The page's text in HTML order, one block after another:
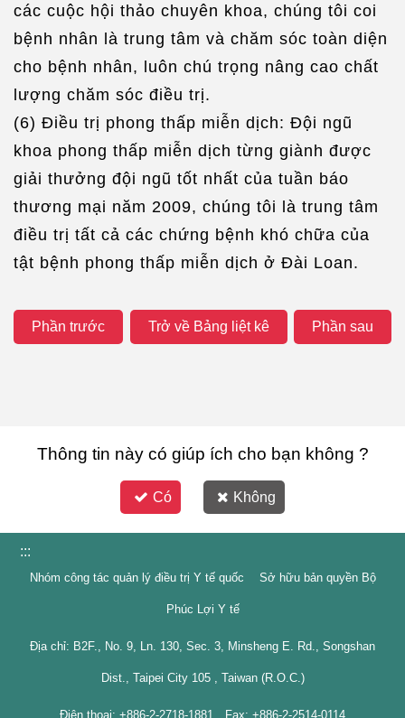
các cuộc hội thảo chuyên khoa, chúng tôi coi
bệnh nhân là trung tâm và chăm sóc toàn diện
cho bệnh nhân, luôn chú trọng nâng cao chất
lượng chăm sóc điều trị.
(6) Điều trị phong thấp miễn dịch: Đội ngũ
khoa phong thấp miễn dịch từng giành được
giải thưởng đội ngũ tốt nhất của tuần báo
thương mại năm 2009, chúng tôi là trung tâm
điều trị tất cả các chứng bệnh khó chữa của
tật bệnh phong thấp miễn dịch ở Đài Loan.
Phần trước Trở về Bảng liệt kê Phần sau
Thông tin này có giúp ích cho bạn không ?
Có Không
:::
Nhóm công tác quản lý điều trị Y tế quốc Sở hữu bản quyền Bộ
Phúc Lợi Y tế
Địa chỉ: B2F., No. 9, Ln. 130, Sec. 3, Minsheng E. Rd., Songshan
Dist., Taipei City 105 , Taiwan (R.O.C.)
Điện thoại: +886-2-2718-1881 Fax: +886-2-2514-0114